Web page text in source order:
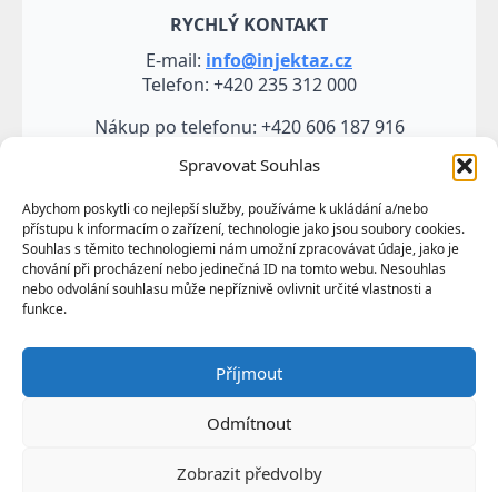
Spravovat Souhlas
Abychom poskytli co nejlepší služby, používáme k ukládání a/nebo
přístupu k informacím o zařízení, technologie jako jsou soubory cookies.
Souhlas s těmito technologiemi nám umožní zpracovávat údaje, jako je
chování při procházení nebo jedinečná ID na tomto webu. Nesouhlas
nebo odvolání souhlasu může nepříznivě ovlivnit určité vlastnosti a
funkce.
Příjmout
Odmítnout
Zobrazit předvolby
RYCHLÝ KONTAKT
E-mail: info@injektaz.cz
Telefon: +420 235 312 000
Nákup po telefonu: +420 606 187 916
Veškeré údaje, zejména texty a fotografie uvedené na
těchto webových stránkách jsou výtvorem a
vlastnictvím společnosti TRUMF sanace s.r.o.
představují její know-how a jako takové požívají
upravujících duševní vlastnictví.